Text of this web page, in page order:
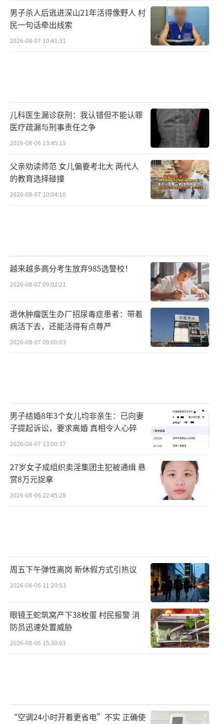
男子杀人后逃进深山21年活得像野人 村
民一句话牵出线索
2026-08-07 10:41:31
儿科医生漏诊获刑：我认错但不能认罪
医疗疏漏与刑事责任之争
2026-08-06 13:45:15
父亲劝读师范 女儿偏要考北大 两代人
的教育选择碰撞
2026-08-07 10:04:10
越来越多高分考生放弃985选警校！
2026-08-07 09:02:21
退休肿瘤医生办厂招尿毒症患者：带着
病活下去，还能活得有点尊严
2026-08-07 09:00:03
男子结婚8年3个女儿均非亲生：已向妻
子提起诉讼，要求离婚 真相令人心碎
2026-08-07 13:00:37
27岁女子成组织卖淫集团主犯被通缉 悬
赏8万元捉拿
2026-08-06 22:45:28
周五下午弹性离岗 新休假方式引热议
2026-08-06 11:20:53
眼镜王蛇筑窝产下38枚蛋 村民报警 消
防员迅速处置威胁
2026-08-06 15:30:03
“空调24小时开着更省电”不实 正确使